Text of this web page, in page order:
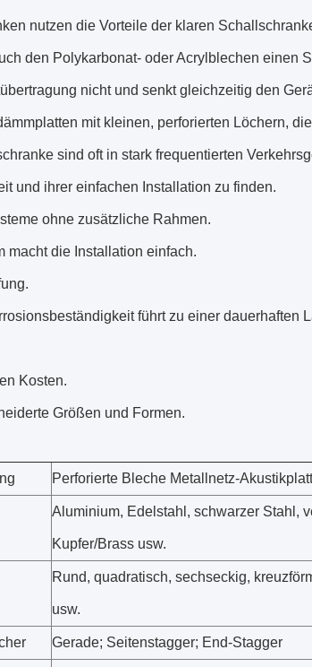
nutzen die Vorteile der klaren
den Polykarbonat- oder Acrylblechen einen
nicht und senkt gleichzeitig den
mit kleinen, perforierten Löchern,
sind oft in stark frequentierten
und ihrer einfachen Installation zu finden.
ohne zusätzliche Rahmen.
macht die Installation einfach.
führt zu einer dauerhaften
Kosten.
Größen und Formen.
Perforierte Bleche Metallnetz-
Aluminium, Edelstahl, schwarzer Stahl,
Kupfer/Brass usw.
Rund, quadratisch, sechseckig,
usw.
Gerade; Seitenstagger; End-Stagger